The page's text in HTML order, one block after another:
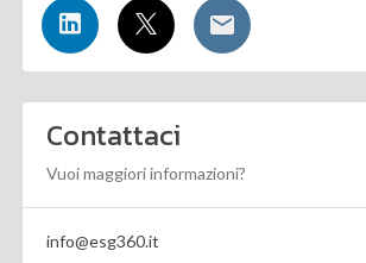
Contattaci
Vuoi maggiori informazioni?
info@esg360.it